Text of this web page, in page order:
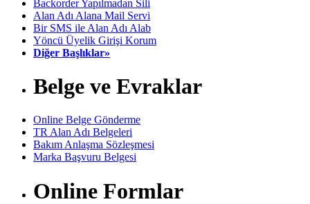
Backorder Yapılmadan Sili
Alan Adı Alana Mail Servi
Bir SMS ile Alan Adı Alab
Yöncü Üyelik Girişi Korum
Diğer Başlıklar»
Belge ve Evraklar
Online Belge Gönderme
TR Alan Adı Belgeleri
Bakım Anlaşma Sözleşmesi
Marka Başvuru Belgesi
Online Formlar